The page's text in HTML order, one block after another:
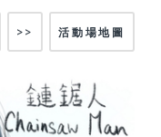
活動場地圖
>>